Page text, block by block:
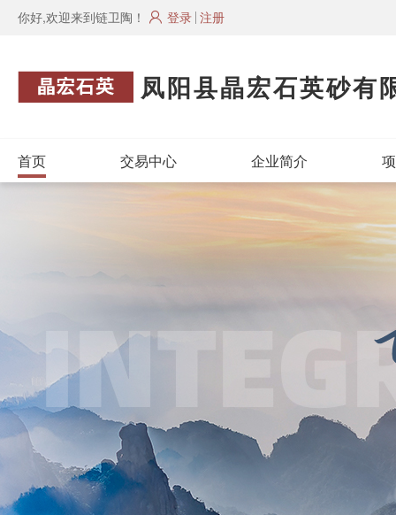
你好,欢迎来到链卫陶！ 登录 注册
凤阳县晶宏石英砂有
首页 交易中心 企业简介